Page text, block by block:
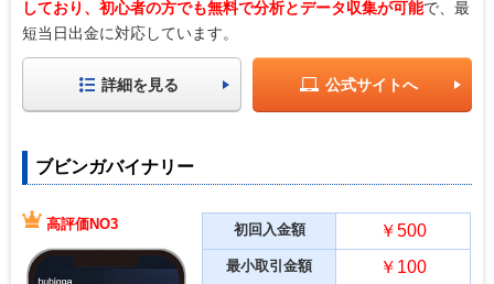
しており、初心者の方でも無料で分析とデータ収集が可能で、最
短当日出金に対応しています。
詳細を見る 公式サイトへ
ブビンガバイナリー
高評価NO3 初回入金額 ￥500
最小取引金額 ￥100